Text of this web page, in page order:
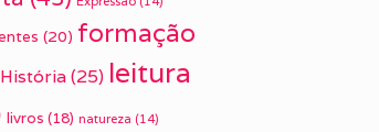
(20) formação
História(25) leitura
livros (18) natureza (14)